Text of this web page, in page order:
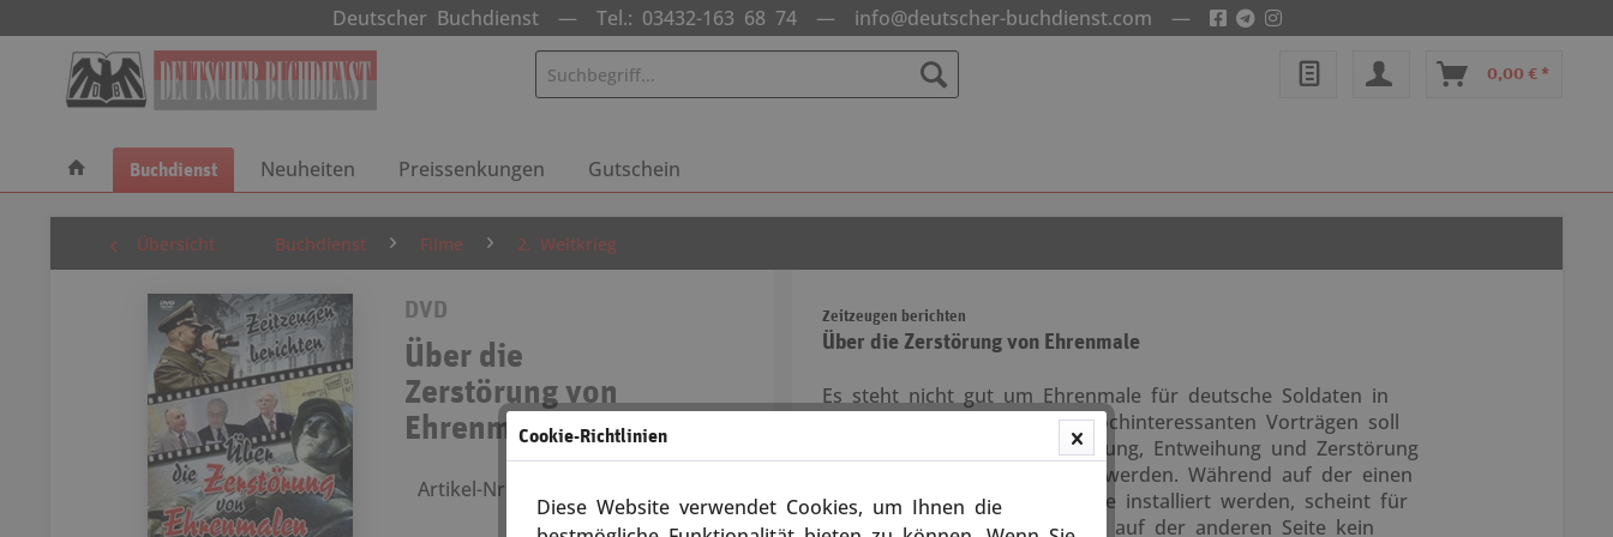
Deutscher Buchdienst — Tel.: 03432-163 68 74— info@deutscher-buchdienst.com —
0,00 € *
Buchdienst Neuheiten Preissenkungen Gutschein
Übersicht Buchdienst Filme 2. Weltkrieg
DVD
Über die
Zerstörung von
Ehrenmalen
Artikel-Nr.: 70188
Zeitzeugen berichten
Über die Zerstörung von Ehrenmale
Es steht nicht gut um Ehrenmale für deutsche Soldaten in
der BRD. Anhand von drei hochinteressanten Vorträgen soll
die Problematik der Umwidmung, Entweihung und Zerstörung
von Ehrenmalen verdeutlicht werden. Während auf der einen
Seite millionenteure Mahnmale installiert werden, scheint für
die Toten des eigenen Volkes auf der anderen Seite kein
Cookie-Richtlinien
Diese Website verwendet Cookies, um Ihnen die